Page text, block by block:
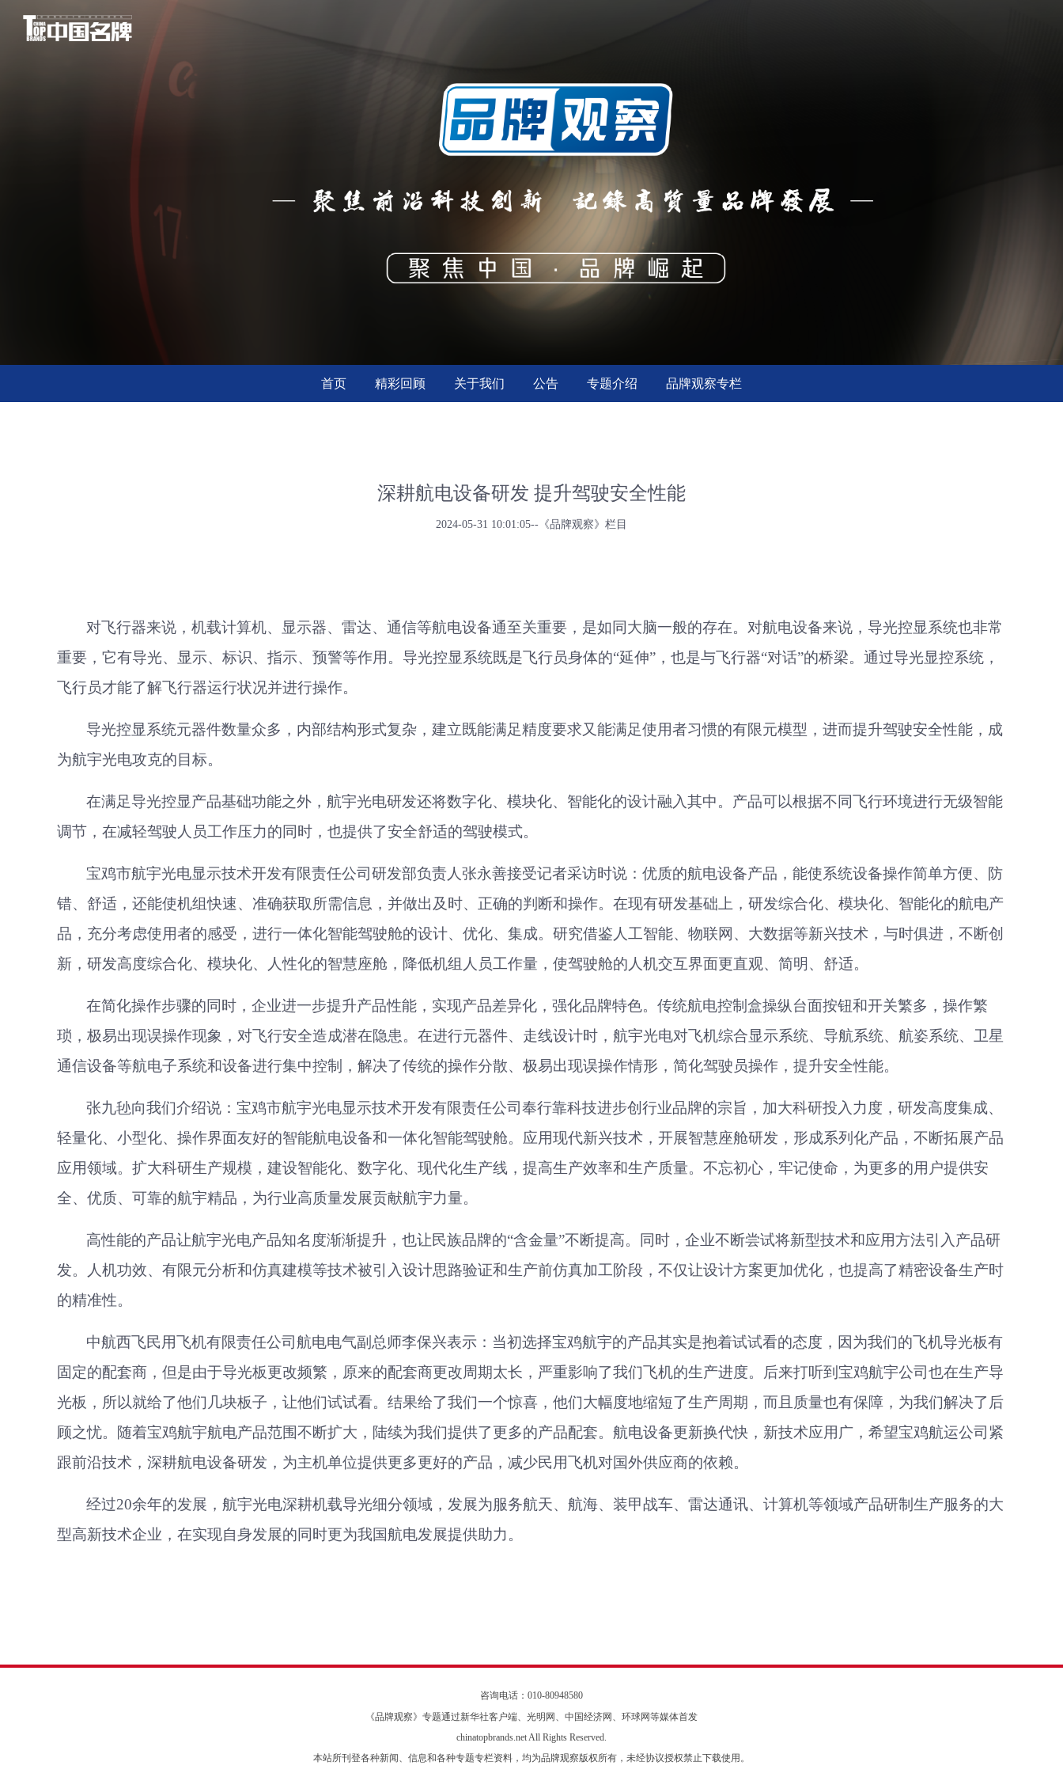
首页 精彩回顾 关于我们 公告 专题介绍 品牌观察专栏
深耕航电设备研发 提升驾驶安全性能
2024-05-31 10:01:05--《品牌观察》栏目
对飞行器来说，机载计算机、显示器、雷达、通信等航电设备通至关重要， 是如同大脑一般的存在。对航电设备来说，导光控显系统也非常
重要，它有导光、显示、标识、指示、预警等作用。导光控显系统既是飞行员身体的“延伸”，也是与飞行器“对话”的桥梁。通过导光显控系统，
飞行员才能了解飞行器运行状况并进行操作。
导光控显系统元器件数量众多，内部结构形式复杂，建立既能满足精度要求又能满足使用者习惯的有限元模型，进而提升驾驶安全性能，成
为航宇光电攻克的目标。
在满足导光控显产品基础功能之外，航宇光电研发还将数字化、模块化、智能化的设计融入其中。产品可以根据不同飞行环境进行无级智能
调节， 在减轻驾驶人员工作压力的同时，也提供了安全舒适的驾驶模式。
宝鸡市航宇光电显示技术开发有限责任公司研发部负责人张永善接受记者采访时说： 优质的航电设备产品， 能使系统设备操作简单方便、
防
错、舒适 ， 还能使机组快速、准确获取所需信息，并做出及时、正确的判 断和操作。在现有研发基础上，研发综合化、模块化、智能化的航电产
品，充分考虑使用者的感受，进行一体化智能驾驶舱的设计、优化、集成。研究借鉴人工智能、物联网、大数据等新兴技术，与时俱进，不断创
新，研发高度综合化、模块化、人性化的智慧座舱，降低机组人员工作量，使驾驶舱的人机交互界面更直观、简明、舒适。
在简化操作步骤的同时，企业进一步提升产品性能，实现产品差异化，强化品牌特色。传统航电控制盒操纵台面按钮和开关繁多，操作繁
琐，极易出现误操作现象，对飞行安全造成潜在隐患。在进行元器件、走线设计时，航宇光电对飞机综合显示系统、导航系统、航姿系统、卫星
通信设备等航电子系统和设备进行集中控制，解决了传统的操作分散、极易出现误操作情形，简化驾驶员操作，提升安全性能。
张九毜向我们介绍说： 宝鸡市航宇光电显示技术开发有限责任公司奉行靠科技进步创行业品牌的宗旨，加大科研投入力度，研发高度集成、
轻量化、小型化、操作界面友好的智能航电设备和一体化智能驾驶舱。应用现代新兴技术，开展智慧座舱研发，形成系列化产品，不断拓展产品
应用领域。扩大科研生产规模，建设智能化、数字化、现代化生产线，提高生产效率和生产质量。不忘初心，牢记使命，为更多的用户提供安
全、优质、可靠的航宇精品，为行业高质量发展贡献航宇力量。
高性能的产品让航宇光电产品知名度渐渐提升，也让民族品牌的“含金量”不断提高。同时，企业不断尝试将新型技术和应用方法引入产品研
发。人机功效、有限元分析和仿真建模等技术被引入设计思路验证和生产前仿真加工阶段，不仅让设计方案更加优化，也提高了精密设备生产时
的精准性。
中航西飞民用飞机有限责任公司航电电气副总师李保兴表示： 当初选择宝鸡航宇的产品其实是抱着试试看的态度，因为我们的飞机导光板有
固定的配套商，但是由于导光板更改频繁，原来的配套商更改周期太长，严重影响了我们飞机的生产进度。后来打听到宝鸡航宇公司也在生产导
光板，所以就给了他们几块板子，让他们试试看。结果给了我们一个惊喜，他们大幅度地缩短了生产周期，而且质量也有保障，为我们解决了后
顾之忧。 随着宝鸡航宇航电产品范围不断扩大， 陆续为我们提供了更多的产品配套。 航电设备更新换代快，新技术应用广，希望宝鸡航运公司紧
跟前沿技术，深耕航电设备研发，为主机单位提供更多更好的产品，减少民用飞机对国外供应商的依赖。
经过20余年的发展，航宇光电深耕机载导光细分领域，发展为服务航天、航海、装甲战车、雷达通讯、计算机等领域产品研制生产服务的大
型高新技术企业，在实现自身发展的同时更为我国航电发展提供助力。
咨询电话：010-80948580
《品牌观察》专题通过新华社客户端、光明网、中国经济网、环球网等媒体首发
chinatopbrands.net All Rights Reserved.
本站所刊登各种新闻、信息和各种专题专栏资料，均为品牌观察版权所有，未经协议授权禁止下载使用。